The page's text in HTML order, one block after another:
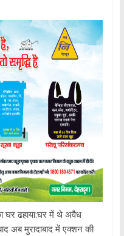
घर ढहाया:घर में थे अवैध
अब मुरादाबाद में एक्शन की